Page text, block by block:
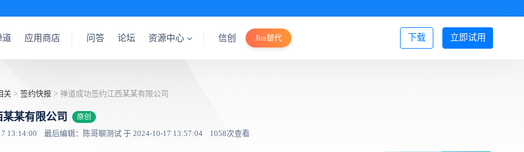
立即试用
下载
道 应用商店 问答 论坛 资源中心 信创 Jira替代 登录/注册
关 > 签约快报 > 禅道成功签约江西某某有限公司
某有限公司 原创
13:14:00 最后编辑：陈哥聊测试 于 2024-10-17 13:57:04 1058次查看